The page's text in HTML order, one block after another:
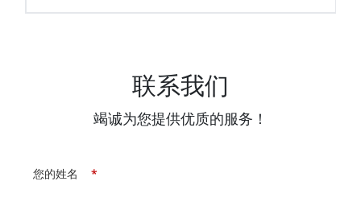
联系我们
竭诚为您提供优质的服务！
*
您的姓名